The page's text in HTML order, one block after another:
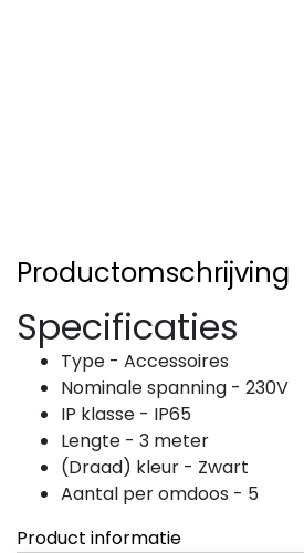
Productomschrijving
Specificaties
Type - Accessoires
Nominale spanning - 230V
IP klasse - IP65
Lengte - 3 meter
(Draad) kleur - Zwart
Aantal per omdoos - 5
Product informatie